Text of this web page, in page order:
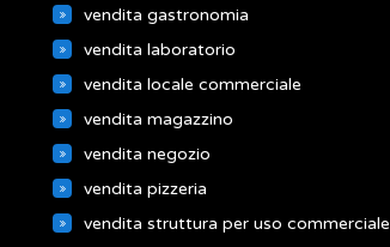
vendita gastronomia
vendita laboratorio
vendita locale commerciale
vendita magazzino
vendita negozio
vendita pizzeria
vendita struttura per uso commerciale